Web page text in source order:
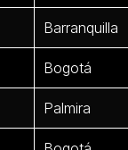
Barranquilla
Bogotá
Palmira